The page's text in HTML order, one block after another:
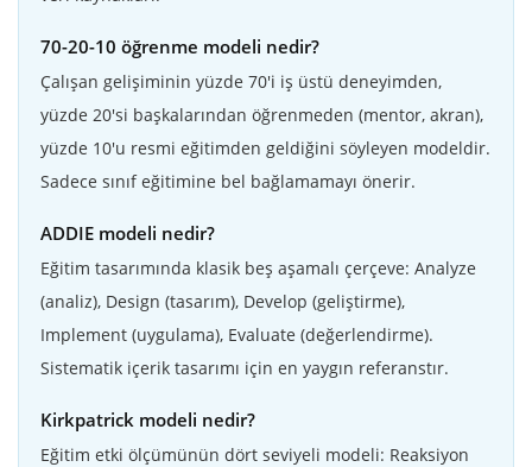
70-20-10 öğrenme modeli nedir?
Çalışan gelişiminin yüzde 70'i iş üstü deneyimden,
yüzde 20'si başkalarından öğrenmeden (mentor, akran),
yüzde 10'u resmi eğitimden geldiğini söyleyen modeldir.
Sadece sınıf eğitimine bel bağlamamayı önerir.
ADDIE modeli nedir?
Eğitim tasarımında klasik beş aşamalı çerçeve: Analyze
(analiz), Design (tasarım), Develop (geliştirme),
Implement (uygulama), Evaluate (değerlendirme).
Sistematik içerik tasarımı için en yaygın referanstır.
Kirkpatrick modeli nedir?
Eğitim etki ölçümünün dört seviyeli modeli: Reaksiyon